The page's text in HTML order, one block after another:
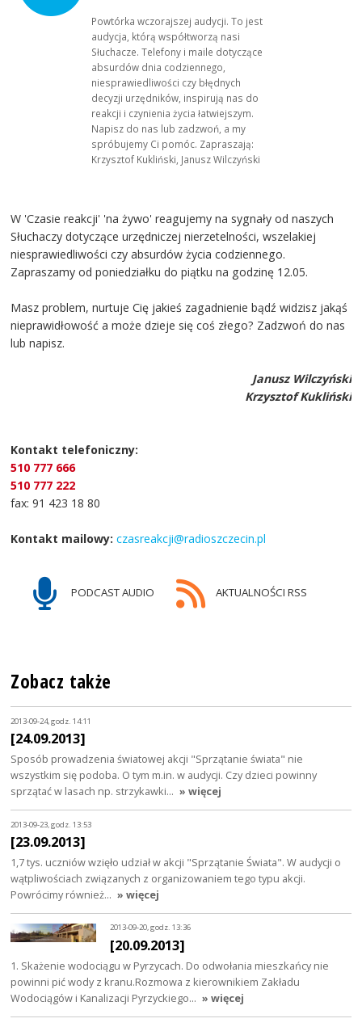
Powtórka wczorajszej audycji. To jest
audycja, którą współtworzą nasi
Słuchacze. Telefony i maile dotyczące
absurdów dnia codziennego,
niesprawiedliwości czy błędnych
decyzji urzędników, inspirują nas do
reakcji i czynienia życia łatwiejszym.
Napisz do nas lub zadzwoń, a my
spróbujemy Ci pomóc. Zapraszają:
Krzysztof Kukliński, Janusz Wilczyński
W 'Czasie reakcji' 'na żywo' reagujemy na sygnały od naszych
Słuchaczy dotyczące urzędniczej nierzetelności, wszelakiej
niesprawiedliwości czy absurdów życia codziennego.
Zapraszamy od poniedziałku do piątku na godzinę 12.05.
Masz problem, nurtuje Cię jakieś zagadnienie bądź widzisz jakąś
nieprawidłowość a może dzieje się coś złego? Zadzwoń do nas
lub napisz.
Janusz Wilczyński
Krzysztof Kukliński
Kontakt telefoniczny:
510 777 666
510 777 222
fax: 91 423 18 80
Kontakt mailowy: czasreakcji@radioszczecin.pl
PODCAST AUDIO AKTUALNOŚCI RSS
Zobacz także
2013-09-24, godz. 14:11
[24.09.2013]
Sposób prowadzenia światowej akcji "Sprzątanie świata" nie
wszystkim się podoba. O tym m.in. w audycji. Czy dzieci powinny
sprzątać w lasach np. strzykawki… » więcej
2013-09-23, godz. 13:53
[23.09.2013]
1,7 tys. uczniów wzięło udział w akcji "Sprzątanie Świata". W audycji o
wątpliwościach związanych z organizowaniem tego typu akcji.
Powrócimy również… » więcej
2013-09-20, godz. 13:36
[20.09.2013]
1. Skażenie wodociągu w Pyrzycach. Do odwołania mieszkańcy nie
powinni pić wody z kranu.Rozmowa z kierownikiem Zakładu
Wodociągów i Kanalizacji Pyrzyckiego… » więcej